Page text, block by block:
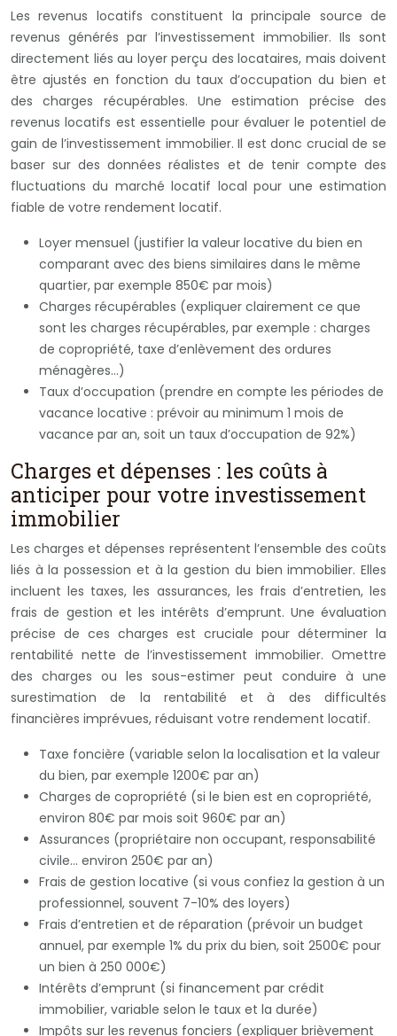
Les revenus locatifs constituent la principale source de
revenus générés par l’investissement immobilier. Ils sont
directement liés au loyer perçu des locataires, mais doivent
être ajustés en fonction du taux d’occupation du bien et
des charges récupérables. Une estimation précise des
revenus locatifs est essentielle pour évaluer le potentiel de
gain de l’investissement immobilier. Il est donc crucial de se
baser sur des données réalistes et de tenir compte des
fluctuations du marché locatif local pour une estimation
fiable de votre rendement locatif.
Loyer mensuel (justifier la valeur locative du bien en
comparant avec des biens similaires dans le même
quartier, par exemple 850€ par mois)
Charges récupérables (expliquer clairement ce que
sont les charges récupérables, par exemple : charges
de copropriété, taxe d’enlèvement des ordures
ménagères…)
Taux d’occupation (prendre en compte les périodes de
vacance locative : prévoir au minimum 1 mois de
vacance par an, soit un taux d’occupation de 92%)
Charges et dépenses : les coûts à
anticiper pour votre investissement
immobilier
Les charges et dépenses représentent l’ensemble des coûts
liés à la possession et à la gestion du bien immobilier. Elles
incluent les taxes, les assurances, les frais d’entretien, les
frais de gestion et les intérêts d’emprunt. Une évaluation
précise de ces charges est cruciale pour déterminer la
rentabilité nette de l’investissement immobilier. Omettre
des charges ou les sous-estimer peut conduire à une
surestimation de la rentabilité et à des difficultés
financières imprévues, réduisant votre rendement locatif.
Taxe foncière (variable selon la localisation et la valeur
du bien, par exemple 1200€ par an)
Charges de copropriété (si le bien est en copropriété,
environ 80€ par mois soit 960€ par an)
Assurances (propriétaire non occupant, responsabilité
civile… environ 250€ par an)
Frais de gestion locative (si vous confiez la gestion à un
professionnel, souvent 7-10% des loyers)
Frais d’entretien et de réparation (prévoir un budget
annuel, par exemple 1% du prix du bien, soit 2500€ pour
un bien à 250 000€)
Intérêts d’emprunt (si financement par crédit
immobilier, variable selon le taux et la durée)
Impôts sur les revenus fonciers (expliquer brièvement